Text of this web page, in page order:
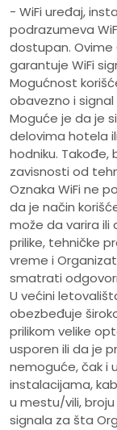
- WiFi uređaj,
podrazumeva
dostupan.
garantuje WiFi
Mogućnost
obavezno i
Moguće je da je
delovima hotela
hodniku. Takođe,
zavisnosti od
Oznaka WiFi ne
da je način
može da varira ili
prilike, tehničke
vreme i
smatrati
U većini
obezbeđuje
prilikom velike
usporen ili da je
nemoguće, čak i
instalacijama,
u mestu/vili,
signala za šta